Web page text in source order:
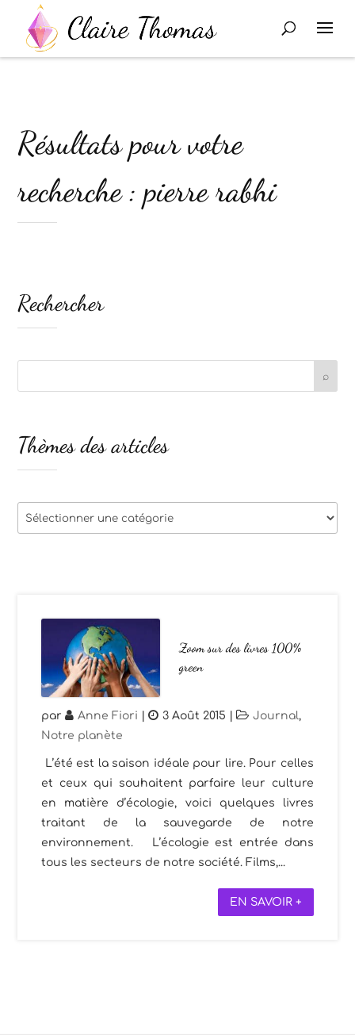
Résultats pour votre
recherche : pierre rabhi
Zoom sur des livres 100%
green
par Anne Fiori | 3 Août 2015 | Journal,
Notre planète
L’été est la saison idéale pour lire. Pour celles
et ceux qui souhaitent parfaire leur culture
en matière d’écologie, voici quelques livres
traitant de la sauvegarde de notre
environnement. L’écologie est entrée dans
tous les secteurs de notre société. Films,...
EN SAVOIR +
Rechercher
Thèmes des articles
Thèmes
des